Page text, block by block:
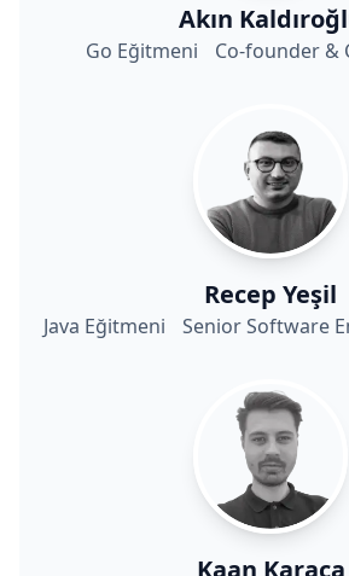
Akın
Go Eğitmeni Co-founder &
Recep Yeşil
Java Eğitmeni Senior Software
Kaan Karaca